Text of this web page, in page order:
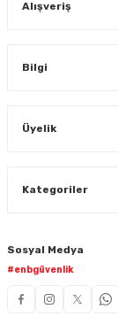
Alışveriş
Bilgi
Üyelik
Kategoriler
Sosyal Medya
#enbgüvenlik